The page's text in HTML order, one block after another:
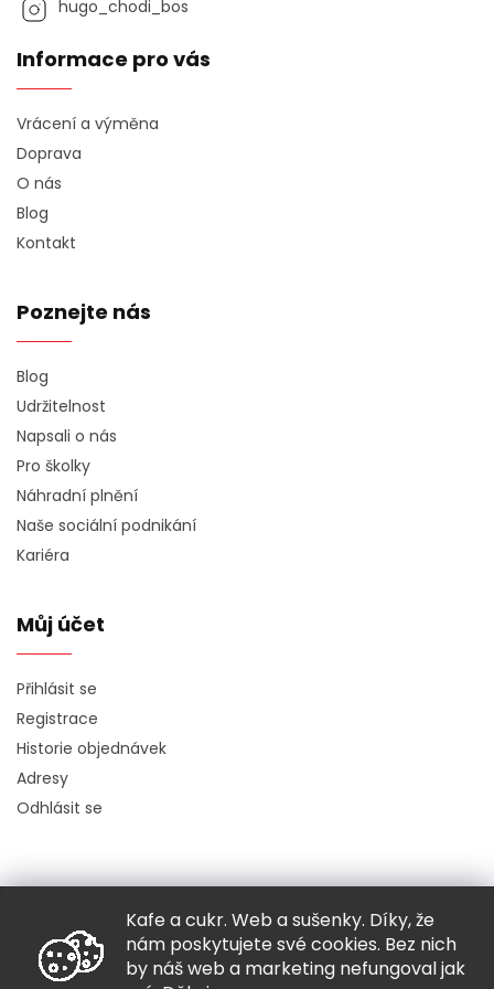
Kafe a cukr. Web a sušenky. Díky, že
nám poskytujete své cookies. Bez nich
by náš web a marketing nefungoval jak
hugo_chodi_bos
Informace pro vás
Vrácení a výměna
Doprava
O nás
Blog
Kontakt
Poznejte nás
Blog
Udržitelnost
Napsali o nás
Pro školky
Náhradní plnění
Naše sociální podnikání
Kariéra
Můj účet
Přihlásit se
Registrace
Historie objednávek
Adresy
Odhlásit se
Copyright 2026Hugo chodí bos. Všechna práva vyhrazena.
Grafický návrh vytvořil a nakódovalShoptak.cz